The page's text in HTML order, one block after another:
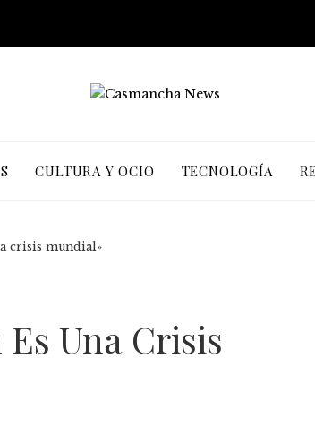
CULTURA Y OCIO TECNOLOGÍA
crisis mundial»
Una Crisis